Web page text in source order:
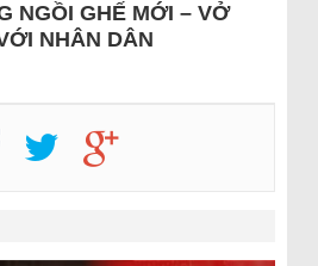
NGỒI GHẾ MỚI – VỞ
NHÂN DÂN